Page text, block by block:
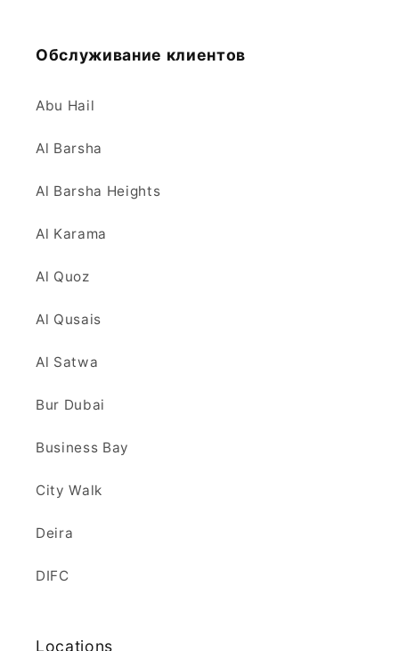
Обслуживание клиентов
Abu Hail
Al Barsha
Al Barsha Heights
Al Karama
Al Quoz
Al Qusais
Al Satwa
Bur Dubai
Business Bay
City Walk
Deira
DIFC
Locations